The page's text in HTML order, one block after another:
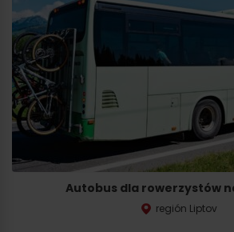
Autobus dla rowerzystów
región Liptov